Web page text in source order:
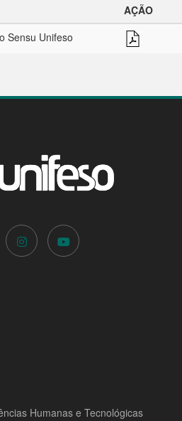
AÇÃO
Sensu Unifeso
Humanas e Tecnológicas